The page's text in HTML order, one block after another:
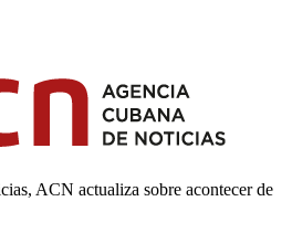
ACN actualiza sobre acontecer de